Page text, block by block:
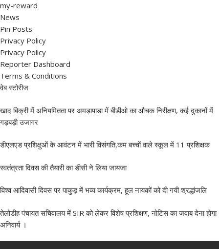
my-reward
News
Pin Posts
Privacy Policy
Privacy Policy
Reporter Dashboard
Terms & Conditions
वेब स्टोरीज
खाद बिक्री में अनियमितता पर अमड़ापाड़ा में बीडीओ का औचक निरीक्षण, कई दुकानों में
गड़बड़ी उजागर
डीएलएड प्रशिक्षुओं के आवंटन में भारी विसंगति,कम बच्चों वाले स्कूल में 11 प्रशिक्षक
स्वतंत्रता दिवस की तैयारी का डीसी ने लिया जायजा
विश्व आदिवासी दिवस पर पाकुड़ में भव्य कार्यक्रम, हूल नायकों को दी गयी श्रद्धांजलि
तेलोडीह पंचायत सचिवालय में SIR को लेकर विशेष प्रशिक्षण, नोटिस का जवाब देना होगा
अनिवार्य ।